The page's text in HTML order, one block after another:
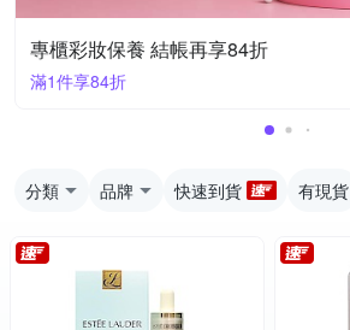
專櫃彩妝保養 結帳再享84折
滿1件享84折
分類 品牌 快速到貨 有現貨